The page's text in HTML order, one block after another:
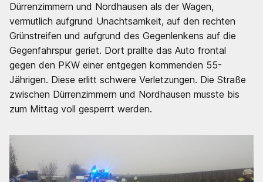
Dürrenzimmern und Nordhausen als der Wagen,
vermutlich aufgrund Unachtsamkeit, auf den rechten
Grünstreifen und aufgrund des Gegenlenkens auf die
Gegenfahrspur geriet. Dort prallte das Auto frontal
gegen den PKW einer entgegen kommenden 55-
Jährigen. Diese erlitt schwere Verletzungen. Die Straße
zwischen Dürrenzimmern und Nordhausen musste bis
zum Mittag voll gesperrt werden.